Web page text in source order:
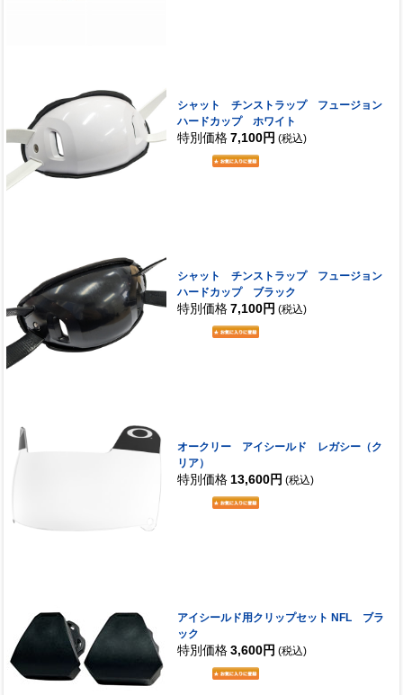
シャット チンストラップ フュージョン
ハードカップ ホワイト
特別価格 7,100円 (税込)
シャット チンストラップ フュージョン
ハードカップ ブラック
特別価格 7,100円 (税込)
オークリー アイシールド レガシー（ク
リア）
特別価格 13,600円 (税込)
アイシールド用クリップセット NFL ブラ
ック
特別価格 3,600円 (税込)